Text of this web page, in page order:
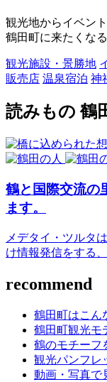
観光地からイベン
鶴田町に来たくな
観光施設・景勝地
販売店 温泉宿泊 神
読みもの鶴
鶴と国際交流の
ます。
メデタイ・ツルタ
け情報発信をする
recommend
鶴田町はこん
鶴田町観光モ
鶴のモチーフ
観光パンフレ
動画・写真で